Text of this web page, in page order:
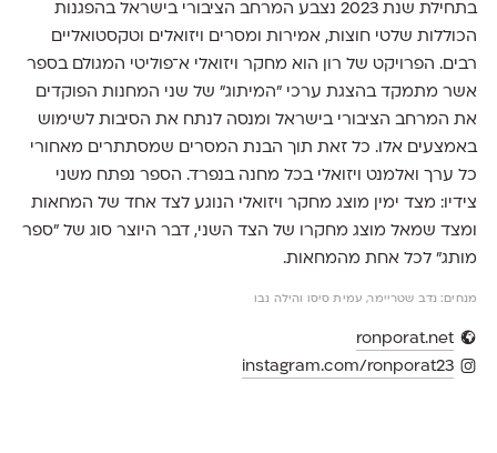
בתחילת שנת 2023 נצבע המרחב הציבורי בישראל בהפגנות
הכוללות שלטי חוצות, אמירות ומסרים ויזואלים וטקסטואליים
רבים. הפרויקט של רון הוא מחקר ויזואלי א־פוליטי המגולם בספר
אשר מתמקד בהצגת ערכי ״המיתוג״ של שני המחנות הפוקדים
את המרחב הציבורי בישראל ומנסה לנתח את הסיבות לשימוש
באמצעים אלו. כל זאת תוך הבנת המסרים שמסתתרים מאחורי
כל ערך ואלמנט ויזואלי בכל מחנה בנפרד. הספר נפתח משני
צידיו: מצד ימין מוצג מחקר ויזואלי הנוגע לצד אחד של המחאות
ומצד שמאל מוצג מחקרו של הצד השני, דבר היוצר סוג של ״ספר
מותג״ לכל אחת מהמחאות.
מנחים: נדב שטריימר, עמית סיסו והילה נבו
ronporat.net
instagram.com/ronporat23